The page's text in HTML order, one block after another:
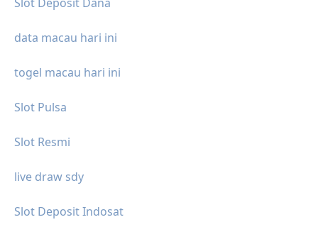
data macau hari ini
togel macau hari ini
Slot Pulsa
Slot Resmi
live draw sdy
Slot Deposit Indosat